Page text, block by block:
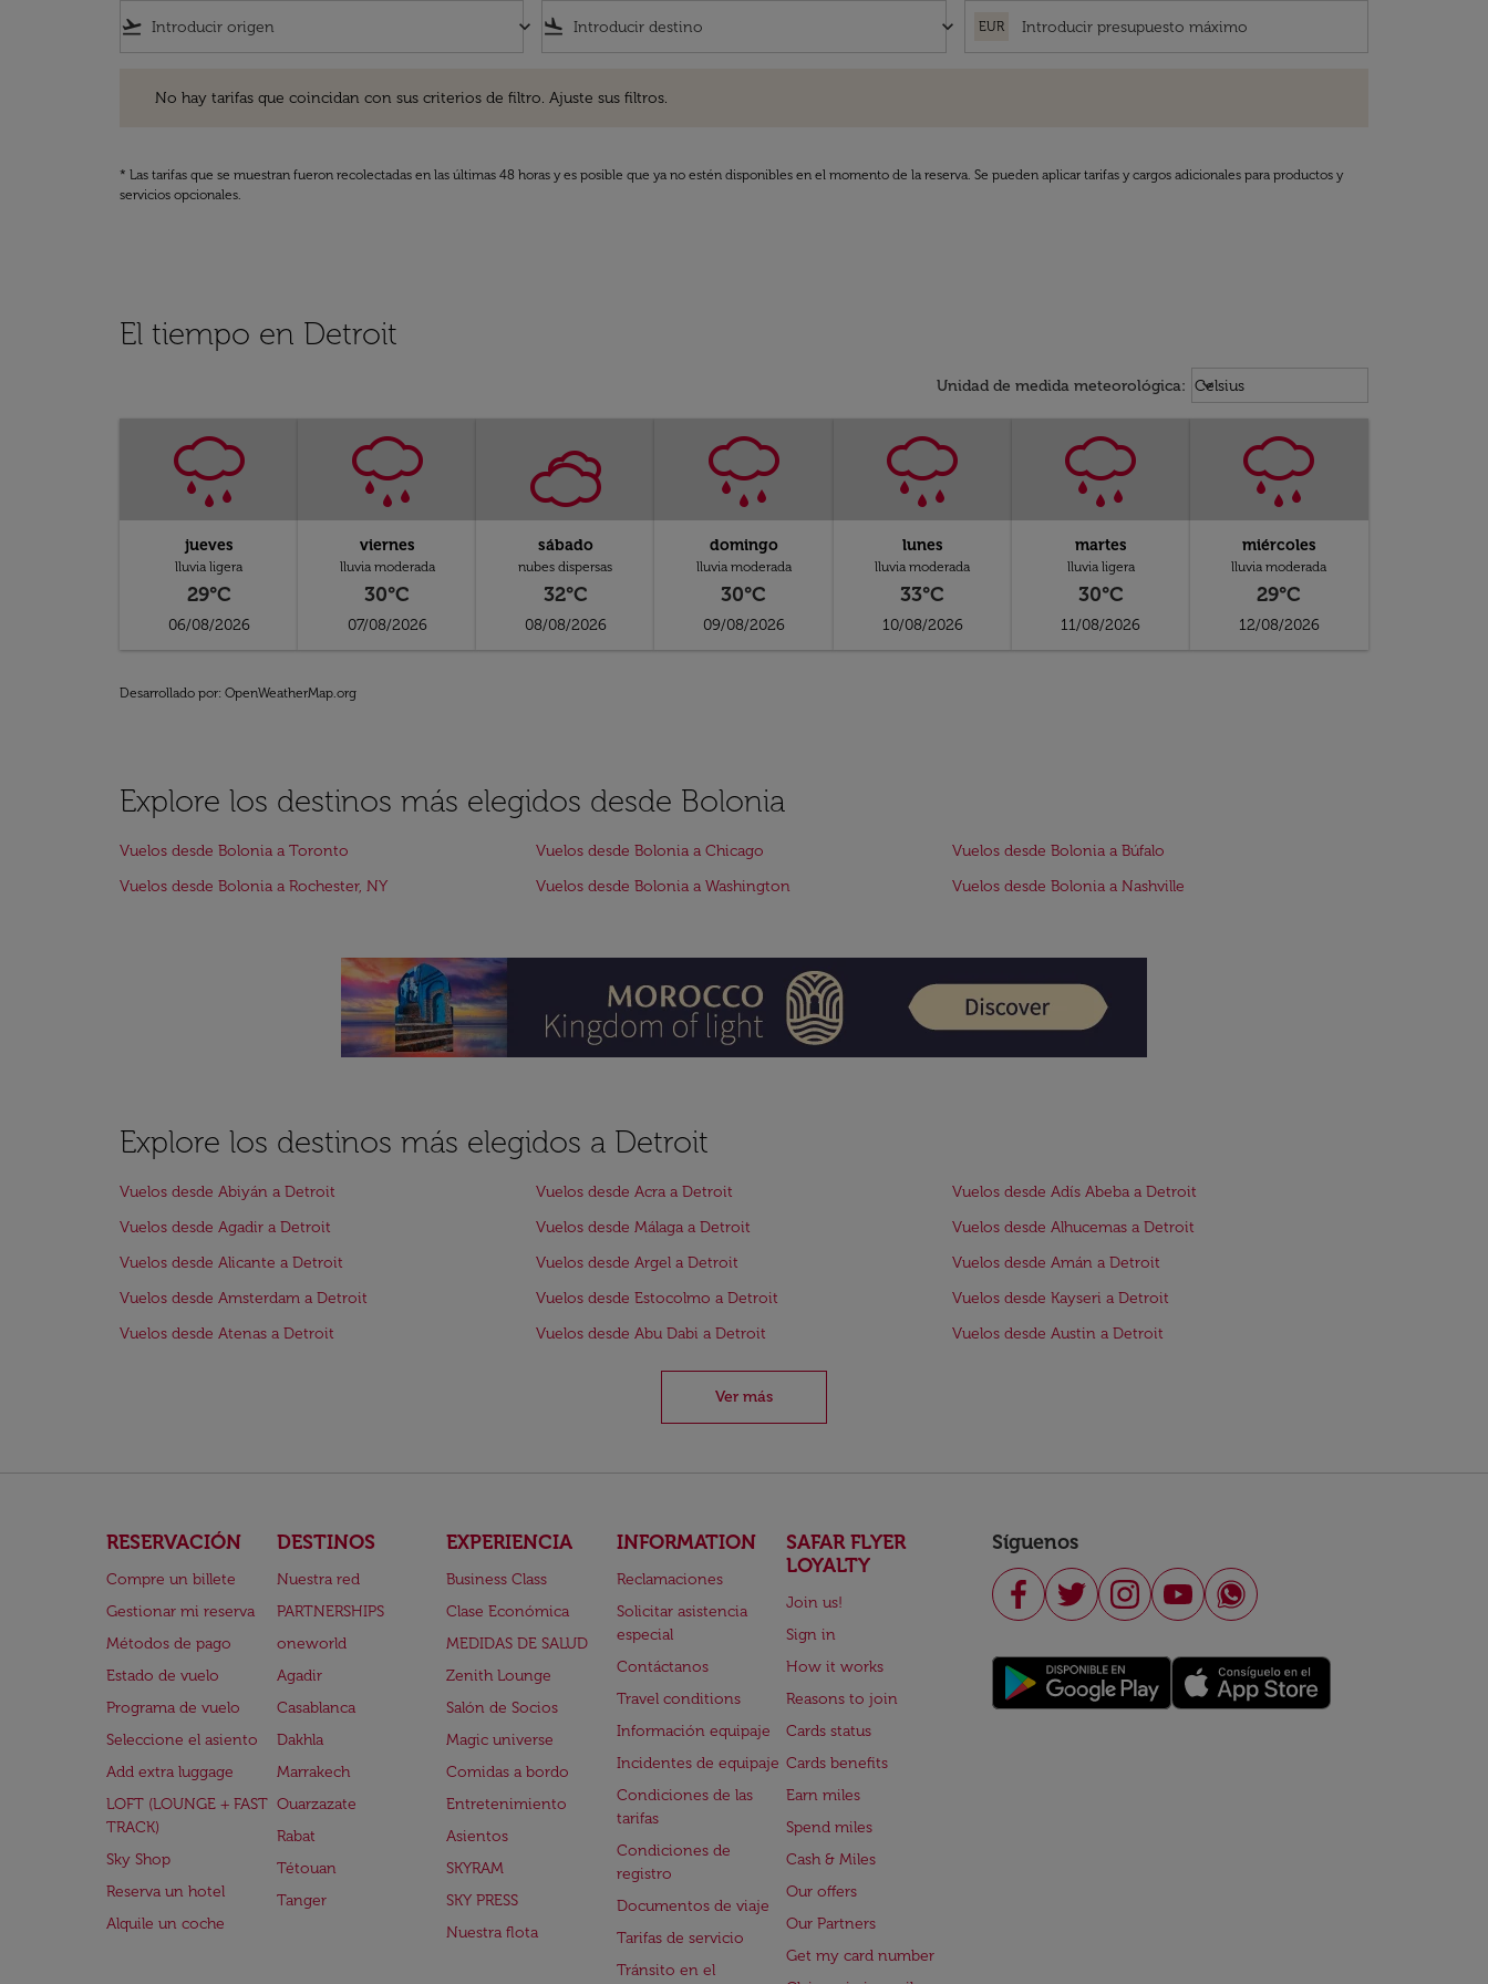
flight_takeoff keyboard_arrow_down flight_land keyboard_arrow_down EUR
No hay tarifas que coincidan con sus criterios de filtro. Ajuste sus filtros.
* Las tarifas que se muestran fueron recolectadas en las últimas 48 horas y es posible que ya no estén disponibles en el momento de la reserva. Se pueden aplicar tarifas y cargos adicionales para productos y
servicios opcionales.
El tiempo en Detroit
Unidad de medida meteorológica: Weather unit option Celsius
Celsius
keyboard_arrow_down
jueves
lluvia ligera
29°C
06/08/2026
viernes
lluvia moderada
30°C
07/08/2026
sábado
nubes dispersas
32°C
08/08/2026
domingo
lluvia moderada
30°C
09/08/2026
lunes
lluvia moderada
33°C
10/08/2026
martes
lluvia ligera
30°C
11/08/2026
miércoles
lluvia moderada
29°C
12/08/2026
Desarrollado por: OpenWeatherMap.org
Explore los destinos más elegidos desde Bolonia
Vuelos desde Bolonia a Toronto Vuelos desde Bolonia a Chicago
Vuelos desde Bolonia a Búfalo
Vuelos desde Bolonia a Rochester, NY
Vuelos desde Bolonia a Washington Vuelos desde Bolonia a Nashville
Explore los destinos más elegidos a Detroit
Vuelos desde Abiyán a Detroit Vuelos desde Acra a Detroit
Vuelos desde Adís Abeba a Detroit
Vuelos desde Agadir a Detroit
Vuelos desde Málaga a Detroit
Vuelos desde Alhucemas a Detroit
Vuelos desde Alicante a Detroit
Vuelos desde Argel a Detroit
Vuelos desde Amán a Detroit
Vuelos desde Amsterdam a Detroit
Vuelos desde Estocolmo a Detroit
Vuelos desde Kayseri a Detroit
Vuelos desde Atenas a Detroit
Vuelos desde Abu Dabi a Detroit Vuelos desde Austin a Detroit
Ver más
RESERVACIÓN
Compre un billete
Gestionar mi reserva
Métodos de pago
Estado de vuelo
Programa de vuelo
Seleccione el asiento
Add extra luggage
LOFT (LOUNGE + FAST
TRACK)
Sky Shop
Reserva un hotel
Alquile un coche
DESTINOS
Nuestra red
PARTNERSHIPS
oneworld
Agadir
Casablanca
Dakhla
Marrakech
Ouarzazate
Rabat
Tétouan
Tanger
EXPERIENCIA
Business Class
Clase Económica
MEDIDAS DE SALUD
Zenith Lounge
Salón de Socios
Magic universe
Comidas a bordo
Entretenimiento
Asientos
SKYRAM
SKY PRESS
Nuestra flota
INFORMATION
Reclamaciones
Solicitar asistencia
especial
Contáctanos
Travel conditions
Información equipaje
Incidentes de equipaje
Condiciones de las
tarifas
Condiciones de
registro
Documentos de viaje
Tarifas de servicio
Tránsito en el
SAFAR FLYER
LOYALTY
Join us!
Sign in
How it works
Reasons to join
Cards status
Cards benefits
Earn miles
Spend miles
Cash & Miles
Our offers
Our Partners
Get my card number
Síguenos